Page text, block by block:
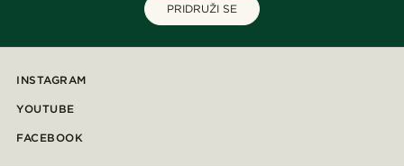
PRIDRUŽI SE
INSTAGRAM
YOUTUBE
FACEBOOK